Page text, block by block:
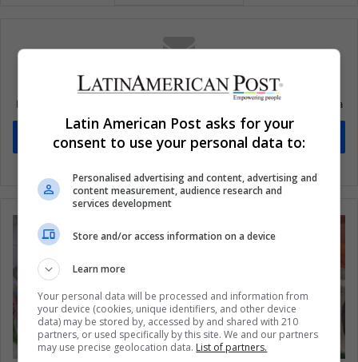
Suscríbete a nuestra lista de correos
Mantente informado sobre lo que está pasando en Latinoamérica
Suscríbete
Latin American Post asks for your
consent to use your personal data to:
Personalised advertising and content, advertising and
content measurement, audience research and
services development
Store and/or access information on a device
Learn more
Your personal data will be processed and information from
your device (cookies, unique identifiers, and other device
data) may be stored by, accessed by and shared with 210
partners, or used specifically by this site. We and our partners
may use precise geolocation data. List of partners.